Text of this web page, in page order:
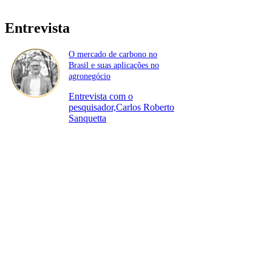
Entrevista
O mercado de carbono no
Brasil e suas aplicações no
agronegócio
Entrevista com o
pesquisador,Carlos Roberto
Sanquetta